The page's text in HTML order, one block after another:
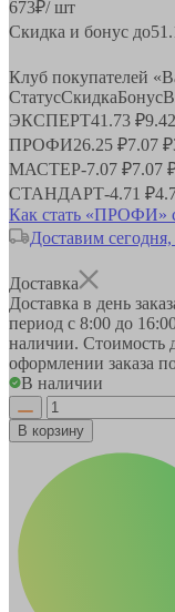
673₽/ шт
Скидка и бонус до
Клуб покупателей
СтатусСкидкаБонус
ЭКСПЕРТ41.73 ₽
ПРОФИ26.25 ₽7.07 ₽
МАСТЕР-7.07 ₽7.07
СТАНДАРТ-4.71 ₽
Как стать «ПРОФИ»
Доставим
Доставка
Доставка в день
период с 8:00 до
наличии. Стоимость
оформлении заказа
В наличии
В корзину